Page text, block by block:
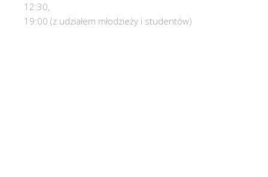
12:30,
19:00 (z udziałem młodzieży i studentów)